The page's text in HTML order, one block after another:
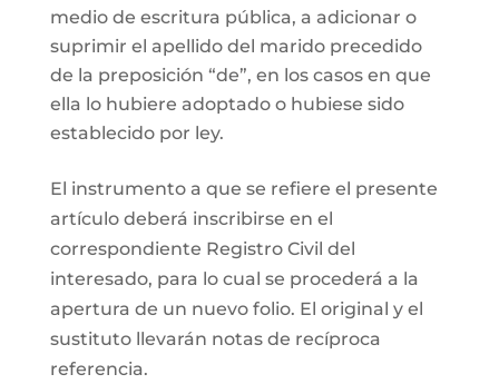
medio de escritura pública, a adicionar o
suprimir el apellido del marido precedido
de la preposición “de”, en los casos en que
ella lo hubiere adoptado o hubiese sido
establecido por ley.
El instrumento a que se refiere el presente
artículo deberá inscribirse en el
correspondiente Registro Civil del
interesado, para lo cual se procederá a la
apertura de un nuevo folio. El original y el
sustituto llevarán notas de recíproca
referencia.